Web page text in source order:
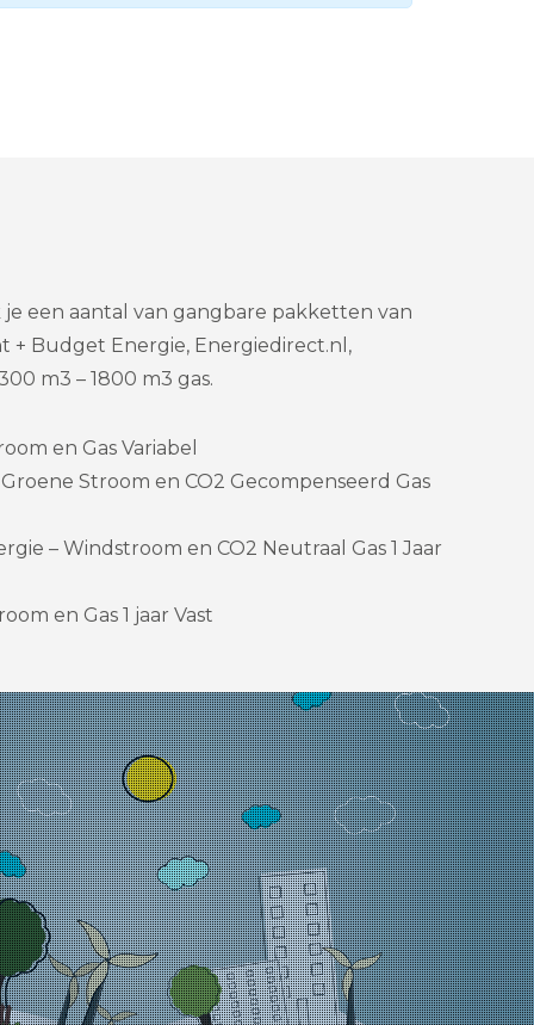
een aantal van gangbare pakketten van
+ Budget Energie, Energiedirect.nl,
m3 – 1800 m3 gas.
en Gas Variabel
Stroom en CO2 Gecompenseerd Gas
– Windstroom en CO2 Neutraal Gas 1 Jaar
en Gas 1 jaar Vast